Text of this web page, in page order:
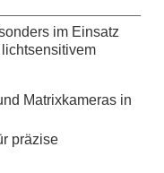
im Einsatz
Matrixkameras in
präzise